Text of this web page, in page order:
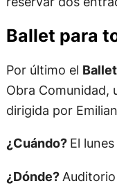
Ballet para
Por último el
Obra Comunidad,
dirigida por
¿Cuándo? El
¿Dónde?